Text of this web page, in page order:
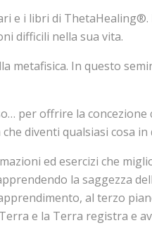
e i libri di
difficili nella sua vita.
metafisica. In questo
per offrire la
diventi qualsiasi cosa
ed esercizi che
la saggezza
al terzo
e la Terra registra e